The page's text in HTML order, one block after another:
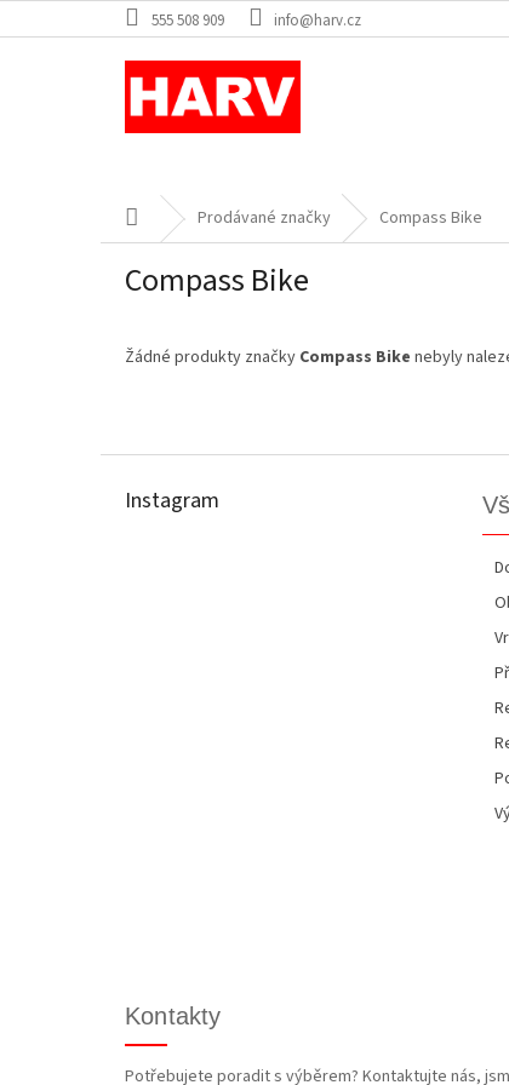
na
555 508 909 info@harv.cz
Domů Prodávané značky Compass Bike
Compass Bike
Žádné produkty značky Compass Bike nebyly
Instagram
Kontakty
Potřebujete poradit s výběrem? Kontaktujte nás,